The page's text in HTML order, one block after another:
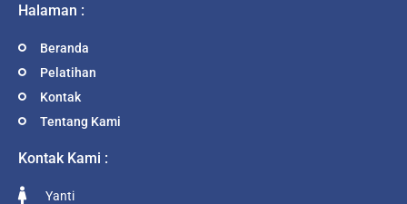
Halaman :
Beranda
Pelatihan
Kontak
Tentang Kami
Kontak Kami :
Yanti